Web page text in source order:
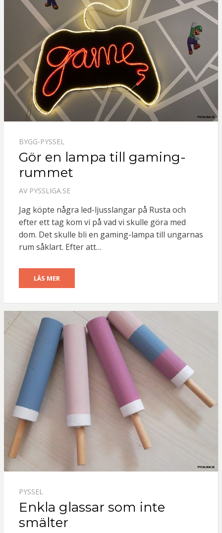
BYGG-PYSSEL
Gör en lampa till gaming-
rummet
AV PYSSLIGA.SE
Jag köpte några led-ljusslangar på Rusta och
efter ett tag kom vi på vad vi skulle göra med
dom. Det skulle bli en gaming-lampa till ungarnas
rum såklart. Efter att…
LÄS MER
PYSSEL
Enkla glassar som inte
smälter